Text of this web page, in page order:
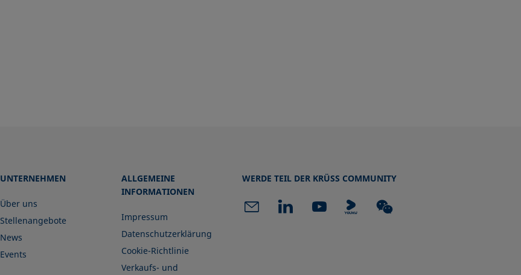
UNTERNEHMEN
Über uns
Stellenangebote
News
Events
ALLGEMEINE
INFORMATIONEN
Impressum
Datenschutzerklärung
Cookie-Richtlinie
Verkaufs- und
WERDE TEIL DER KRÜSS COMMUNITY